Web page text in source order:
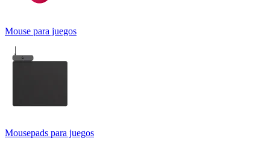
Mouse para juegos
Mousepads para juegos